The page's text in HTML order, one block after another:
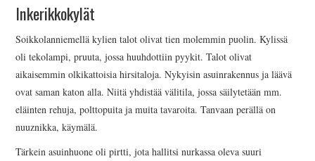
Inkerikkokylät
Soikkolanniemellä kylien talot olivat tien molemmin puolin. Kylissä
oli tekolampi, pruuta, jossa huuhdottiin pyykit. Talot olivat
aikaisemmin olkikattoisia hirsitaloja. Nykyisin asuinrakennus ja läävä
ovat saman katon alla. Niitä yhdistää välitila, jossa säilytetään mm.
eläinten rehuja, polttopuita ja muita tavaroita. Tanvaan perällä on
nuuznikka, käymälä.
Tärkein asuinhuone oli pirtti, jota hallitsi nurkassa oleva suuri